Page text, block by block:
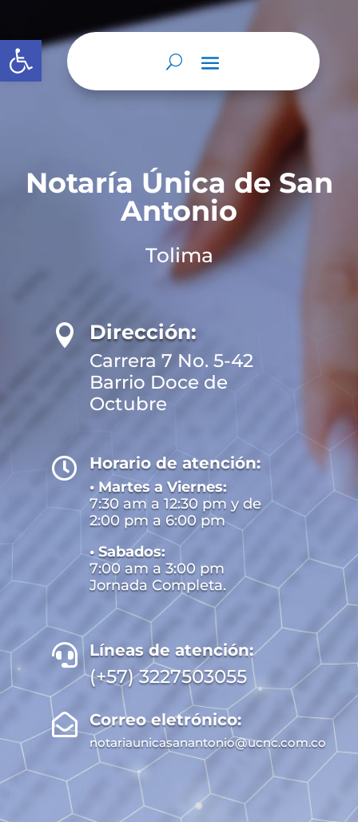
Abrir barra de herramientas
Notaría Única de San
Antonio
Tolima
 Dirección:
Carrera 7 No. 5-42
Barrio Doce de
Octubre
 Horario de atención:
• Martes a Viernes:
7:30 am a 12:30 pm y de
2:00 pm a 6:00 pm
• Sabados:
7:00 am a 3:00 pm
Jornada Completa.
 Líneas de atención:
(+57) 3227503055
 Correo eletrónico:
notariaunicasanantonio@ucnc.com.co